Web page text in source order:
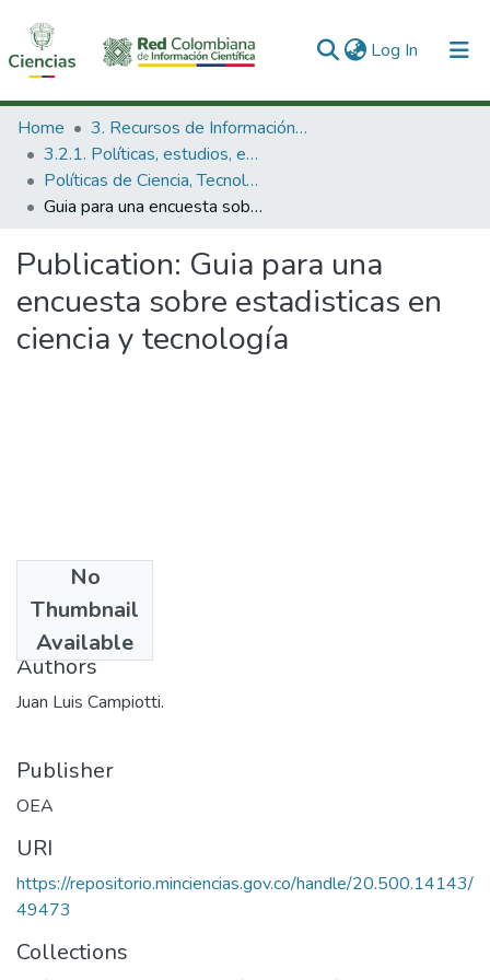
Log In (current)
Communities & Collections
All of DSpace
Statistics
Home
3. Recursos de Información Científica y Tecnológica
3.2.1. Políticas, estudios, evaluaciones e indicadores de CTeI
Políticas de Ciencia, Tecnología e Innovación
Guia para una encuesta sobre estadisticas en ciencia y tecnología
Publication: Guia para una
encuesta sobre estadisticas en
ciencia y tecnología
No
Thumbnail
Available
1975
Authors
Juan Luis Campiotti.
Publisher
OEA
URI
https://repositorio.minciencias.gov.co/handle/20.500.14143/
49473
Collections